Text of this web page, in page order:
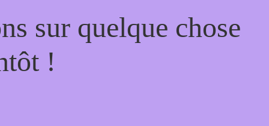
sur quelque chose
!